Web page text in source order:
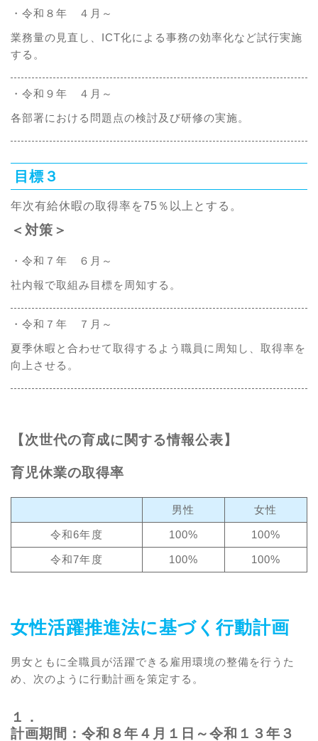
・令和８年 ４月～
業務量の見直し、ICT化による事務の効率化など試行実施
する。
・令和９年 ４月～
各部署における問題点の検討及び研修の実施。
目標３
年次有給休暇の取得率を75％以上とする。
＜対策＞
・令和７年 ６月～
社内報で取組み目標を周知する。
・令和７年 ７月～
夏季休暇と合わせて取得するよう職員に周知し、取得率を
向上させる。
【次世代の育成に関する情報公表】
育児休業の取得率
男性 女性
令和6年度 100% 100%
令和7年度 100% 100%
女性活躍推進法に基づく行動計画
男女ともに全職員が活躍できる雇用環境の整備を行うた
め、次のように行動計画を策定する。
１．
計画期間：令和８年４月１日～令和１３年３